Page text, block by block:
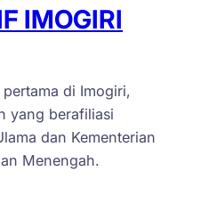
IMOGIRI
di Imogiri,
yang berafiliasi
dan Kementerian
Menengah.